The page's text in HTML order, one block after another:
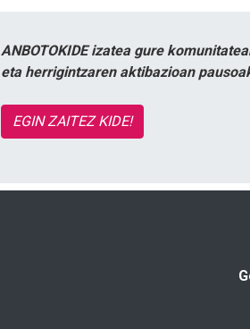
ANBOTOKIDE izatea gure
eta herrigintzaren aktibazioan
EGIN ZAITEZ KIDE!